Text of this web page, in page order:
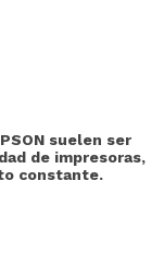
suelen ser
de impresoras,
constante.